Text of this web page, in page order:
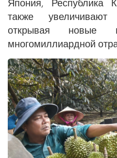
Япония, Республика
также
открывая новые
многомиллиардной